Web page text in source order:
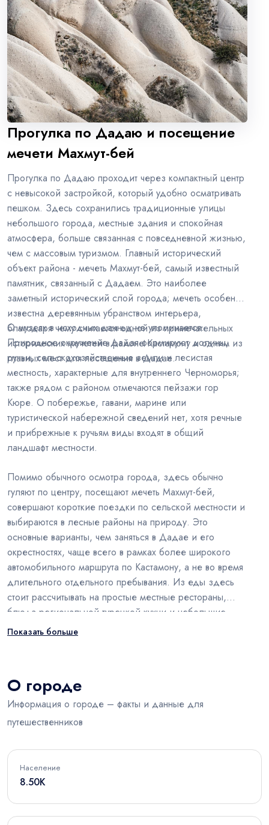
Прогулка по Дадаю и посещение
мечети Махмут-бей
Прогулка по Дадаю проходит через компактный центр
с невысокой застройкой, который удобно осматривать
пешком. Здесь сохранились традиционные улицы
небольшого города, местные здания и спокойная
атмосфера, больше связанная с повседневной жизнью,
чем с массовым туризмом. Главный исторический
объект района - мечеть Махмут-бей, самый известный
памятник, связанный с Дадаем. Это наиболее
заметный исторический слой города; мечеть особенно
известна деревянным убранством интерьера,
благодаря чему считается одной из примечательных
исторических мечетей в районе Кастамону и одним из
главных мест для посещения в Дадае.
О музеях в исходных данных не упоминается.
Природное окружение Дадая формируют долины,
ручьи, сельскохозяйственные земли и лесистая
местность, характерные для внутреннего Черноморья;
также рядом с районом отмечаются пейзажи гор
Кюре. О побережье, гавани, марине или
туристической набережной сведений нет, хотя речные
и прибрежные к ручьям виды входят в общий
ландшафт местности.
Помимо обычного осмотра города, здесь обычно
гуляют по центру, посещают мечеть Махмут-бей,
совершают короткие поездки по сельской местности и
выбираются в лесные районы на природу. Это
основные варианты, чем заняться в Дадае и его
окрестностях, чаще всего в рамках более широкого
автомобильного маршрута по Кастамону, а не во время
длительного отдельного пребывания. Из еды здесь
стоит рассчитывать на простые местные рестораны,
блюда региональной турецкой кухни и небольшие
кафе; в Дадае и окрестностях к местной гастрономии
Показать больше
О городе
Информация о городе – факты и данные для
путешественников
Население
8.50K